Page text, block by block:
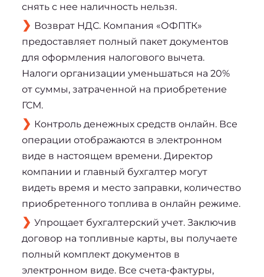
снять с нее наличность нельзя.
Возврат НДС. Компания «ОФПТК»
предоставляет полный пакет документов
для оформления налогового вычета.
Налоги организации уменьшаться на 20%
от суммы, затраченной на приобретение
ГСМ.
Контроль денежных средств онлайн. Все
операции отображаются в электронном
виде в настоящем времени. Директор
компании и главный бухгалтер могут
видеть время и место заправки, количество
приобретенного топлива в онлайн режиме.
Упрощает бухгалтерский учет. Заключив
договор на топливные карты, вы получаете
полный комплект документов в
электронном виде. Все счета-фактуры,